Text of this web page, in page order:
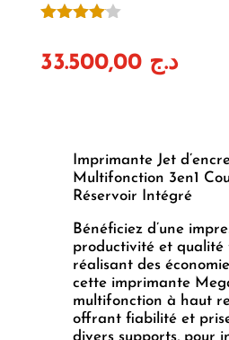
5 basé
د.ج 33.500,00
Imprimante Jet
Multifonction 3en1
Réservoir Intégré
Bénéficiez d’une
productivité et qualité
réalisant des
cette imprimante
multifonction à haut
offrant fiabilité et
divers supports, pour